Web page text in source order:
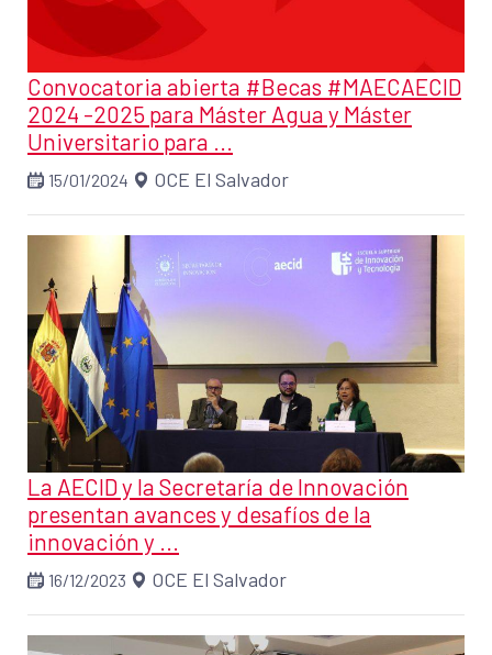
Convocatoria abierta #Becas #MAECAECID
2024 -2025 para Máster Agua y Máster
Universitario para ...
15/01/2024 OCE El Salvador
La AECID y la Secretaría de Innovación
presentan avances y desafíos de la
innovación y ...
16/12/2023 OCE El Salvador